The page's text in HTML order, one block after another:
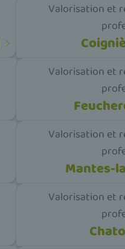
Valorisation et
Valorisation et
Valorisation et
Mantes-
Valorisation et